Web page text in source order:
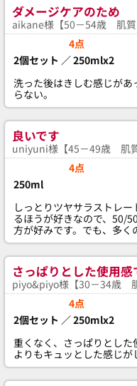
ダメージケアのため
aikane様【50－54歳 肌質
4点
2個セット ／ 250mlx2
洗った後はきしむ感じが
らない。
良いです
uniyuni様【45－49歳 肌質
4点
250ml
しっとりツヤサラストレ
るほうが好きなので、50/
方が好みです。でも、多く
さっぱりとした使用感
piyo&piyo様【30－34歳
4点
2個セット ／ 250mlx2
重くなく、さっぱりとした
よりもキュッとした感じが